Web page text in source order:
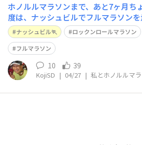
ホノルルマラソンまで、あと7ヶ月ち
度は、ナッシュビルでフルマラソン
ノルル目指して、トレーニングを頑張
Video:https://youtube.com/shorts/
Video: https://youtu
ナッシュビル🏃 ロックンロールマラソン
フルマラソン
10 39
KojiSD | 04/27 | 私とホノルルマ